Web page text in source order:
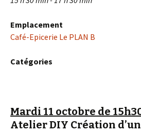
Emplacement
Café-Epicerie Le PLAN B
Catégories
Mardi 11 octobre de
Atelier DIY Création